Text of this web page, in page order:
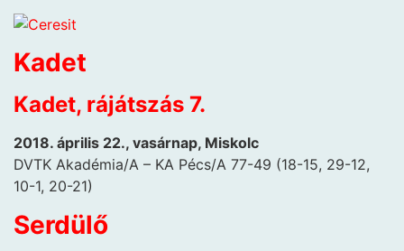
Kadet
Kadet, rájátszás 7.
2018. április 22., vasárnap, Miskolc
DVTK Akadémia/A – KA Pécs/A 77-49 (18-15, 29-12,
10-1, 20-21)
Serdülő